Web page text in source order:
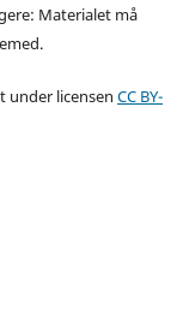
Materialet må
under licensen CC BY-